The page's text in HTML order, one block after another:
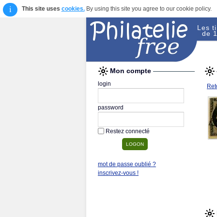
i This site uses cookies.By using this site you agree to our cookie policy.
Les
de
Mon compte
login
password
Restez connecté
mot de passe oublié ?
inscrivez-vous !